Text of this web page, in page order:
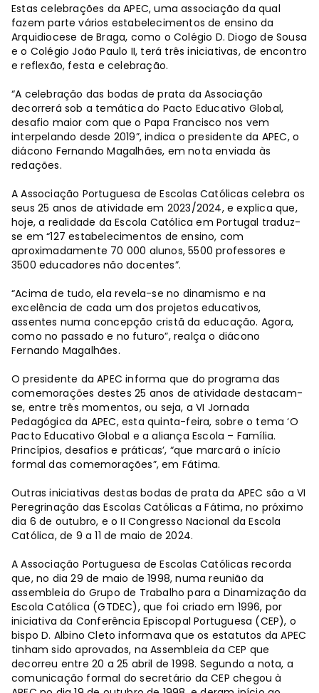
Estas celebrações da APEC, uma associação da qual
fazem parte vários estabelecimentos de ensino da
Arquidiocese de Braga, como o Colégio D. Diogo de Sousa
e o Colégio João Paulo II, terá três iniciativas, de encontro
e reflexão, festa e celebração.
“A celebração das bodas de prata da Associação
decorrerá sob a temática do Pacto Educativo Global,
desafio maior com que o Papa Francisco nos vem
interpelando desde 2019”, indica o presidente da APEC, o
diácono Fernando Magalhães, em nota enviada às
redações.
A Associação Portuguesa de Escolas Católicas celebra os
seus 25 anos de atividade em 2023/2024, e explica que,
hoje, a realidade da Escola Católica em Portugal traduz-
se em “127 estabelecimentos de ensino, com
aproximadamente 70 000 alunos, 5500 professores e
3500 educadores não docentes”.
“Acima de tudo, ela revela-se no dinamismo e na
excelência de cada um dos projetos educativos,
assentes numa concepção cristã da educação. Agora,
como no passado e no futuro”, realça o diácono
Fernando Magalhães.
O presidente da APEC informa que do programa das
comemorações destes 25 anos de atividade destacam-
se, entre três momentos, ou seja, a VI Jornada
Pedagógica da APEC, esta quinta-feira, sobre o tema ‘O
Pacto Educativo Global e a aliança Escola – Família.
Princípios, desafios e práticas’, “que marcará o início
formal das comemorações”, em Fátima.
Outras iniciativas destas bodas de prata da APEC são a VI
Peregrinação das Escolas Católicas a Fátima, no próximo
dia 6 de outubro, e o II Congresso Nacional da Escola
Católica, de 9 a 11 de maio de 2024.
A Associação Portuguesa de Escolas Católicas recorda
que, no dia 29 de maio de 1998, numa reunião da
assembleia do Grupo de Trabalho para a Dinamização da
Escola Católica (GTDEC), que foi criado em 1996, por
iniciativa da Conferência Episcopal Portuguesa (CEP), o
bispo D. Albino Cleto informava que os estatutos da APEC
tinham sido aprovados, na Assembleia da CEP que
decorreu entre 20 a 25 abril de 1998. Segundo a nota, a
comunicação formal do secretário da CEP chegou à